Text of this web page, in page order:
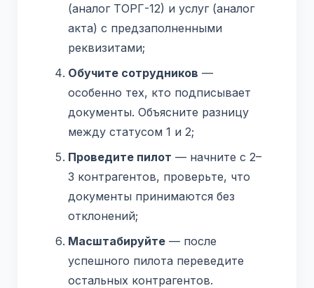
(аналог ТОРГ-12) и услуг (аналог
акта) с предзаполненными
реквизитами;
Обучите сотрудников —
особенно тех, кто подписывает
документы. Объясните разницу
между статусом 1 и 2;
Проведите пилот — начните с 2–
3 контрагентов, проверьте, что
документы принимаются без
отклонений;
Масштабируйте — после
успешного пилота переведите
остальных контрагентов.